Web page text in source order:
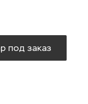
под заказ